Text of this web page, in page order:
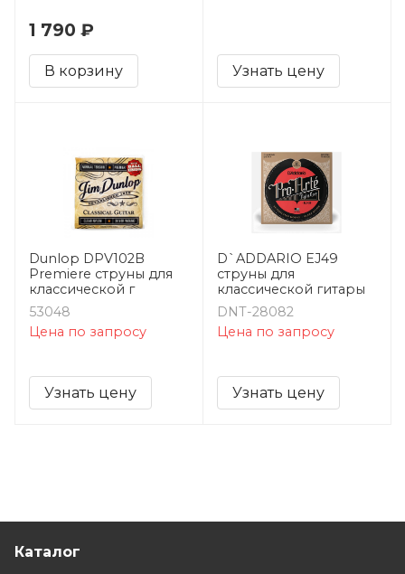
1 790 ₽
В корзину Узнать цену
Dunlop DPV102B
Premiere струны для
классической г
53048
Цена по запросу
Узнать цену
D`ADDARIO EJ49
струны для
классической гитары
DNT-28082
Цена по запросу
Узнать цену
Каталог